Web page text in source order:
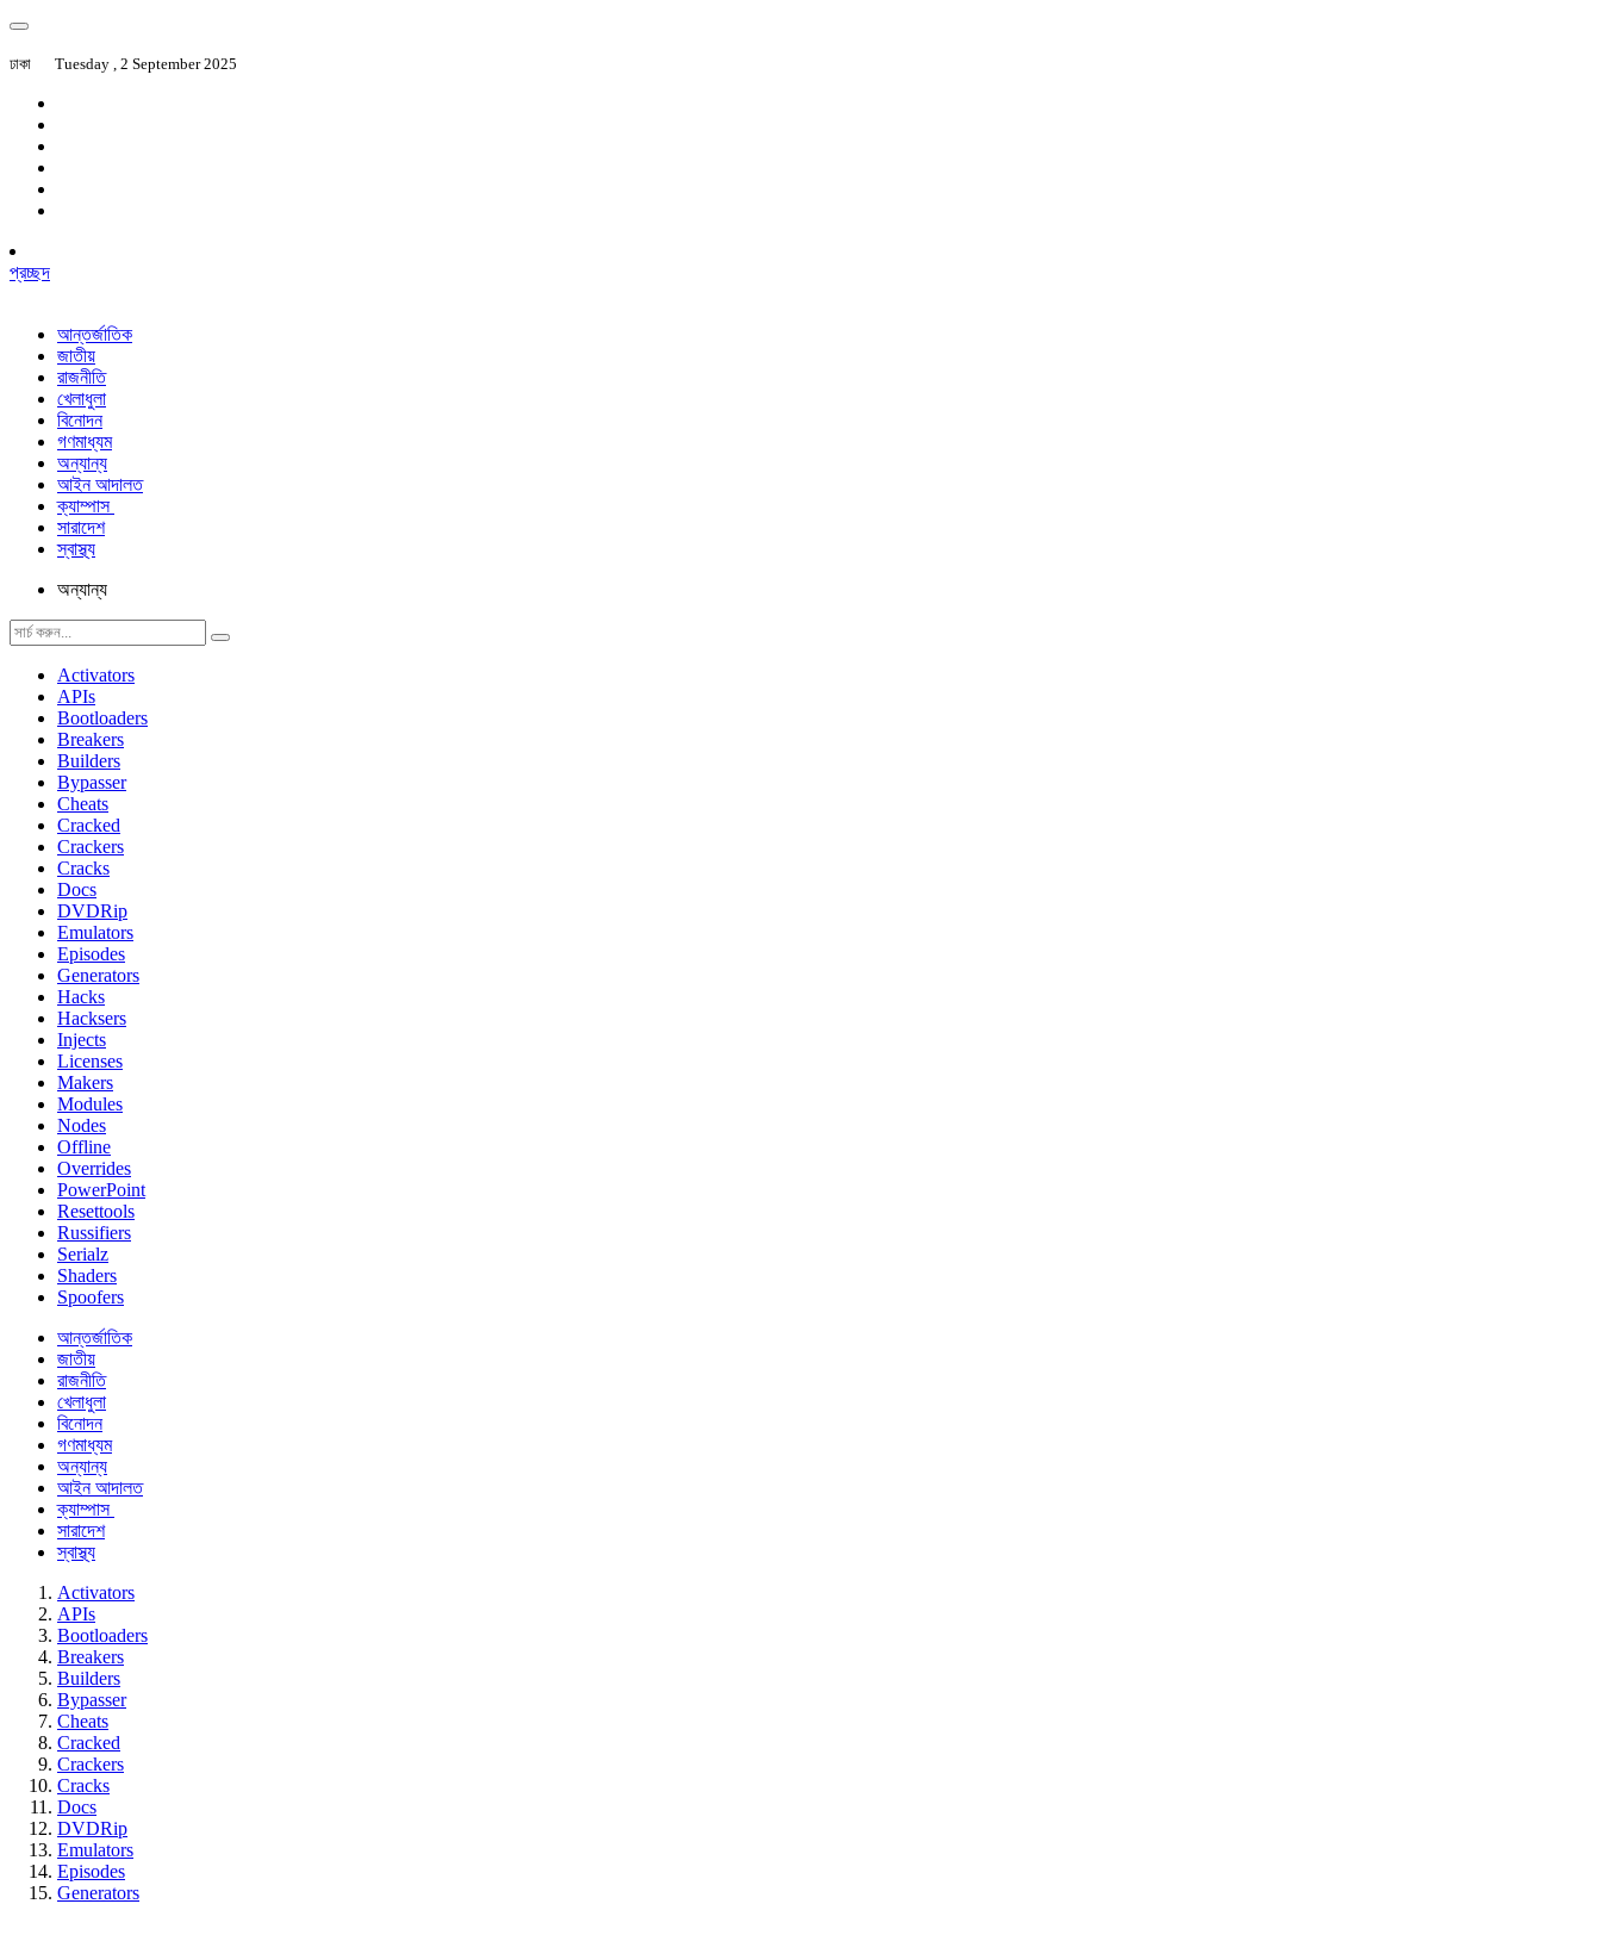
ঢাকা Tuesday , 2 September 2025
প্রচ্ছদ
আন্তর্জাতিক
জাতীয়
রাজনীতি
খেলাধুলা
বিনোদন
গণমাধ্যম
অন্যান্য
আইন আদালত
ক্যাম্পাস
সারাদেশ
স্বাস্থ্য
অন্যান্য
Activators
APIs
Bootloaders
Breakers
Builders
Bypasser
Cheats
Cracked
Crackers
Cracks
Docs
DVDRip
Emulators
Episodes
Generators
Hacks
Hacksers
Injects
Licenses
Makers
Modules
Nodes
Offline
Overrides
PowerPoint
Resettools
Russifiers
Serialz
Shaders
Spoofers
আন্তর্জাতিক
জাতীয়
রাজনীতি
খেলাধুলা
বিনোদন
গণমাধ্যম
অন্যান্য
আইন আদালত
ক্যাম্পাস
সারাদেশ
স্বাস্থ্য
Activators
APIs
Bootloaders
Breakers
Builders
Bypasser
Cheats
Cracked
Crackers
Cracks
Docs
DVDRip
Emulators
Episodes
Generators